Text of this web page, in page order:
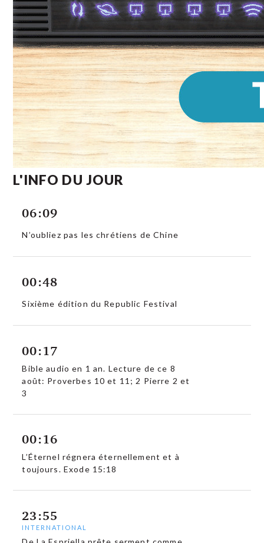
L'INFO DU JOUR
06:09
N’oubliez pas les chrétiens de Chine
00:48
Sixième édition du Republic Festival
00:17
Bible audio en 1 an. Lecture de ce 8
août: Proverbes 10 et 11; 2 Pierre 2 et
3
00:16
L’Éternel régnera éternellement et à
toujours. Exode 15:18
23:55
INTERNATIONAL